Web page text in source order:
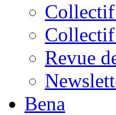
Revue
Bena